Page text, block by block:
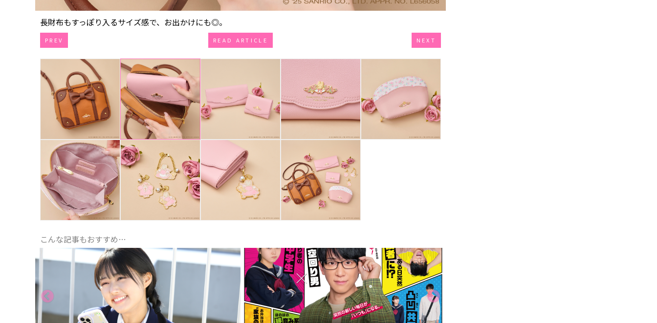
長財布もすっぽり入るサイズ感で、お出かけにも◎。
PREV READ ARTICLE NEXT
こんな記事もおすすめ…